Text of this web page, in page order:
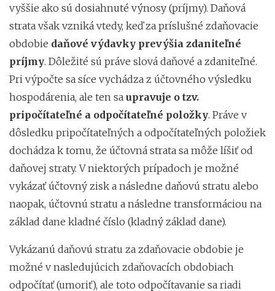
vyššie ako sú dosiahnuté výnosy (príjmy). Daňová
strata však vzniká vtedy, keď za príslušné zdaňovacie
obdobie daňové výdavky prevýšia zdaniteľné
príjmy. Dôležité sú práve slová daňové a zdaniteľné.
Pri výpočte sa síce vychádza z účtovného výsledku
hospodárenia, ale ten sa upravuje o tzv.
pripočítateľné a odpočítateľné položky. Práve v
dôsledku pripočítateľných a odpočítateľných položiek
dochádza k tomu, že účtovná strata sa môže líšiť od
daňovej straty. V niektorých prípadoch je možné
vykázať účtovný zisk a následne daňovú stratu alebo
naopak, účtovnú stratu a následne transformáciou na
základ dane kladné číslo (kladný základ dane).
Vykázanú daňovú stratu za zdaňovacie obdobie je
možné v nasledujúcich zdaňovacích obdobiach
odpočítať (umoriť), ale toto odpočítavanie sa riadi